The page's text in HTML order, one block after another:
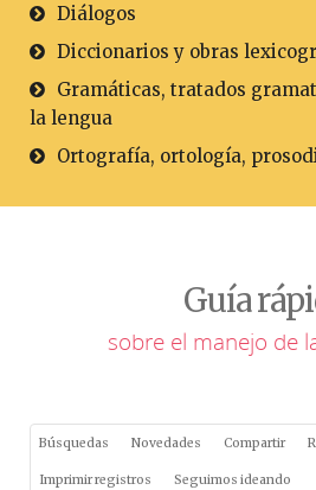
Diálogos
Diccionarios y obras
Gramáticas, tratados
la lengua
Ortografía, ortología,
Guía
sobre el manejo de
Búsquedas Novedades Compartir
Imprimir registros Seguimos ideando